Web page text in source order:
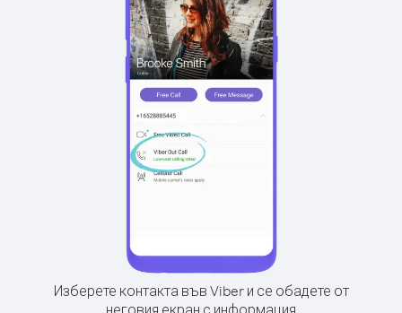
Изберете контакта във Viber и се обадете от
неговия екран с информация